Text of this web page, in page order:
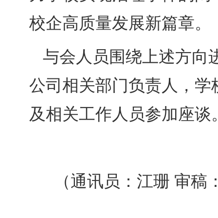
校企高质量发展新篇章。
与会人员围绕上述方向
公司相关部门负责人，
及相关工作人员参加座谈
（通讯员：江珊 审